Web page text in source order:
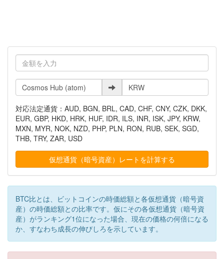
対応法定通貨：AUD, BGN, BRL, CAD, CHF, CNY, CZK, DKK,
EUR, GBP, HKD, HRK, HUF, IDR, ILS, INR, ISK, JPY, KRW,
MXN, MYR, NOK, NZD, PHP, PLN, RON, RUB, SEK, SGD,
THB, TRY, ZAR, USD
BTC比とは、ビットコインの時価総額と各仮想通貨（暗号資
産）の時価総額との比率です。仮にその各仮想通貨（暗号資
産）がランキング1位になった場合、現在の価格の何倍になる
か、すなわち成長の伸びしろを示しています。